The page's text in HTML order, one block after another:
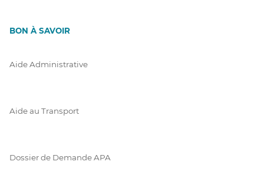
BON À SAVOIR
Aide Administrative
Aide au Transport
Dossier de Demande APA